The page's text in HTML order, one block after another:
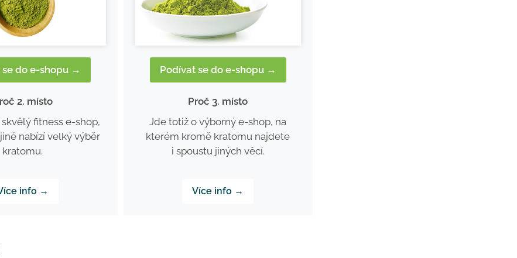
se do e-shopu →
2. místo
fitness e-shop,
nabízí velký výběr
kratomu.
info →
Podívat se do e-shopu →
Proč 3. místo
Jde totiž o výborný e-shop, na
kterém kromě kratomu najdete
i spoustu jiných věcí.
Více info →